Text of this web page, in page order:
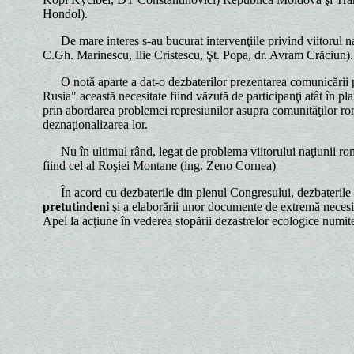
Hondol).
De mare interes s-au bucurat intervenţiile privind viitorul
C.Gh. Marinescu, Ilie Cristescu, Şt. Popa, dr. Avram Crăciun).
O notă aparte a dat-o dezbaterilor prezentarea
Rusia" această necesitate fiind văzută de participanţi atât în
prin abordarea problemei represiunilor asupra comunităţilor
deznaţionalizarea lor.
Nu în ultimul rând, legat de problema viitorului naţiunii
fiind cel al Roşiei Montane (ing. Zeno Cornea)
În acord cu dezbaterile din plenul Congresului,
pretutindeni şi a elaborării unor documente de extremă
Apel la acţiune în vederea stopării dezastrelor ecologice